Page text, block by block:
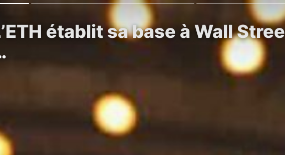
établit sa base à Wall